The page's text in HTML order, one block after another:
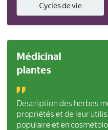
Cycles de vie
Médicinal
plantes
Description des herbes
propriétés et de leur
populaire et en